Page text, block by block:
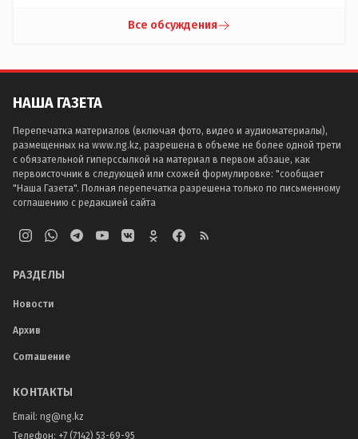
Все обсуждения
НАША ГАЗЕТА
Перепечатка материалов (включая фото, видео и аудиоматериалы),
размещенных на www.ng.kz, разрешена в объеме не более одной трети
с обязательной гиперссылкой на материал в первом абзаце, как
первоисточник в следующей или схожей формулировке: "сообщает
"Наша Газета". Полная перепечатка разрешена только по письменному
соглашению с редакцией сайта
РАЗДЕЛЫ
Новости
Архив
Соглашение
КОНТАКТЫ
Email: ng@ng.kz
Телефон: +7 (7142) 53-69-95